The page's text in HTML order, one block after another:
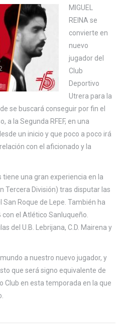
MIGUEL
REINA se
convierte en
nuevo
jugador del
Club
Deportivo
Utrera para la
se buscará conseguir por fin el
a la Segunda RFEF, en una
un inicio y que poco a poco irá
con el aficionado y la
una gran experiencia en la
Tercera División) tras disputar las
Roque de Lepe. También ha
el Atlético Sanluqueño.
del U.B. Lebrijana, C.D. Mairena y
a nuestro nuevo jugador, y
que será signo equivalente de
Club en esta temporada en la que